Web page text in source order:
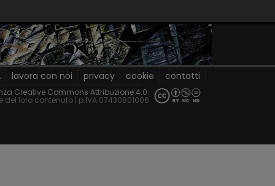
lavora con noi privacy cookie contatti
Creative Commons Attribuzione 4.0.
del loro contenuto | p.IVA 07430801006